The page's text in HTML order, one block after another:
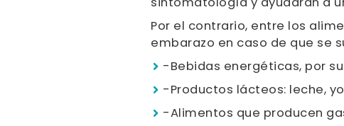
Por el contrario, entre los
embarazo en caso de que se
-Bebidas energéticas, por
-Productos lácteos: leche,
-Alimentos que producen